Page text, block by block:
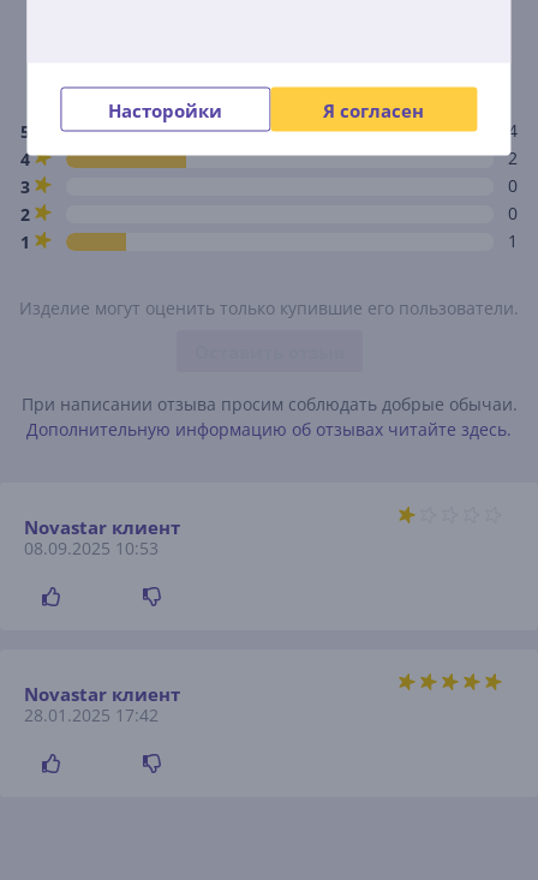
Насторойки Я согласен
4,1
5
4
4
2
3
0
2
0
1
1
Изделие могут оценить только купившие его пользователи.
При написании отзыва просим соблюдать добрые обычаи.
Дополнительную информацию об отзывах читайте здесь.
Novastar клиент
08.09.2025 10:53
Novastar клиент
28.01.2025 17:42